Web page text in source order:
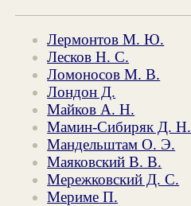
Лермонтов М. Ю.
Лесков Н. С.
Ломоносов М. В.
Лондон Д.
Майков А. Н.
Мамин-Сибиряк Д. Н.
Мандельштам О. Э.
Маяковский В. В.
Мережковский Д. С.
Мериме П.